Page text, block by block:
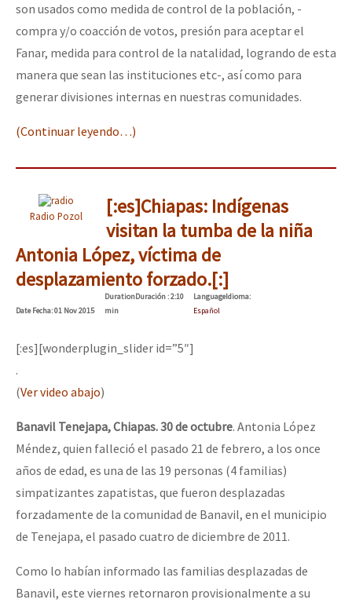
son usados como medida de control de la población, -
compra y/o coacción de votos, presión para aceptar el
Fanar, medida para control de la natalidad, logrando de esta
manera que sean las instituciones etc-, así como para
generar divisiones internas en nuestras comunidades.
(Continuar leyendo…)
Radio Pozol
[:es]Chiapas: Indígenas
visitan la tumba de la niña
Antonia López, víctima de
desplazamiento forzado.[:]
DateFecha: 01 Nov 2015
DurationDuración: 2:10
min
LanguageIdioma:
Español
[:es][wonderplugin_slider id=”5″]
.
(Ver video abajo)
Banavil Tenejapa, Chiapas. 30 de octubre. Antonia López
Méndez, quien falleció el pasado 21 de febrero, a los once
años de edad, es una de las 19 personas (4 familias)
simpatizantes zapatistas, que fueron desplazadas
forzadamente de la comunidad de Banavil, en el municipio
de Tenejapa, el pasado cuatro de diciembre de 2011.
Como lo habían informado las familias desplazadas de
Banavil, este viernes retornaron provisionalmente a su